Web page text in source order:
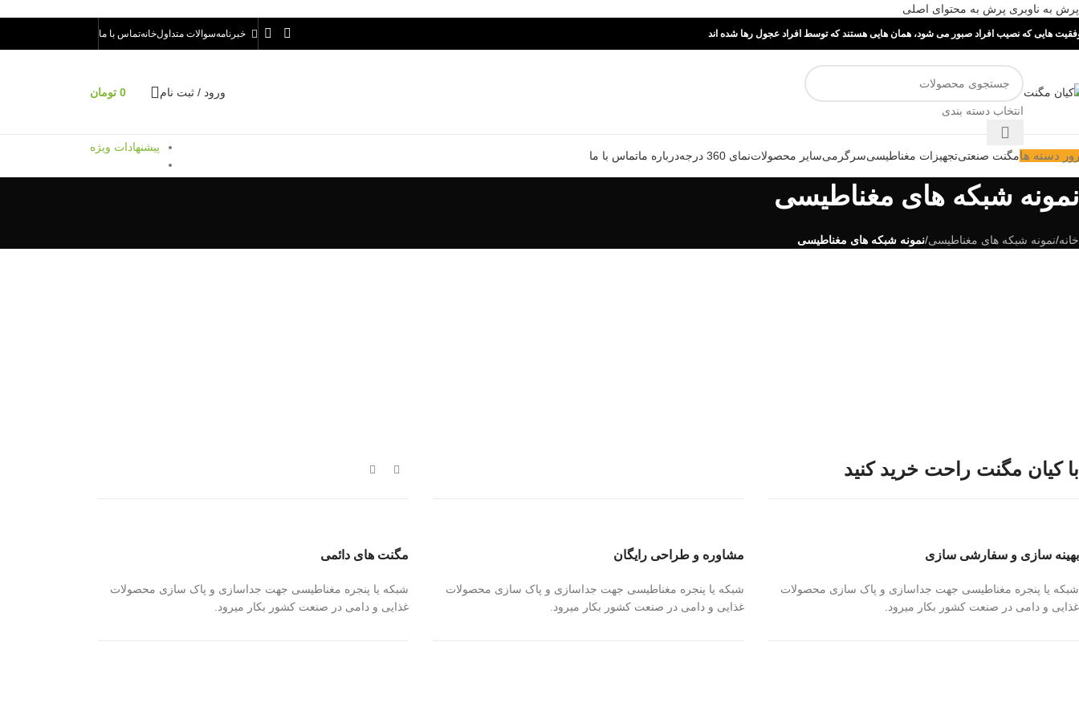
پرش به ناوبری پرش به محتوای اصلی
هایی که نصیب افراد صبور می شود، همان هایی هستند که توسط افراد عجول رها شده اند خبرنامهسوالات متداولخانهتماس با ما
انتخاب دسته بندی
ورود / ثبت نام 0 تومان
دسته هامگنت صنعتیتجهیزات مغناطیسیسرگرمیسایر محصولاتنمای 360 درجه درباره ماتماس با ما
پیشنهادات ویژه
نمونه شبکه های مغناطیسی
خانه/نمونه شبکه های مغناطیسی/نمونه شبکه های مغناطیسی
با کیان مگنت راحت خرید کنید
بهینه سازی و سفارشی سازی
شبکه یا پنجره مغناطیسی جهت جداسازی و پاک سازی محصولات
غذایی و دامی در صنعت کشور بکار میرود.
مشاوره و طراحی رایگان
شبکه یا پنجره مغناطیسی جهت جداسازی و پاک سازی محصولات
غذایی و دامی در صنعت کشور بکار میرود.
مگنت های دائمی
شبکه یا پنجره مغناطیسی جهت جداسازی و پاک سازی محصولات
غذایی و دامی در صنعت کشور بکار میرود.